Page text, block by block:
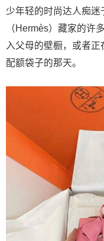
少年轻的时尚达人痴
（Hermès）藏家的许
入父母的壁橱，或者
配额袋子的那天。